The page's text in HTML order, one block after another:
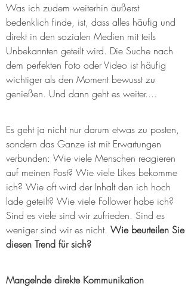
Was ich zudem weiterhin äußerst
bedenklich finde, ist, dass alles häufig und
direkt in den sozialen Medien mit teils
Unbekannten geteilt wird. Die Suche nach
dem perfekten Foto oder Video ist häufig
wichtiger als den Moment bewusst zu
genießen. Und dann geht es weiter....
Es geht ja nicht nur darum etwas zu posten,
sondern das Ganze ist mit Erwartungen
verbunden: Wie viele Menschen reagieren
auf meinen Post? Wie viele Likes bekomme
ich? Wie oft wird der Inhalt den ich hoch
lade geteilt? Wie viele Follower habe ich?
Sind es viele sind wir zufrieden. Sind es
weniger sind wir es nicht. Wie beurteilen Sie
diesen Trend für sich?
Mangelnde direkte Kommunikation